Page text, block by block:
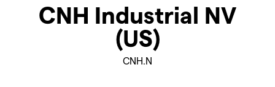
CNH Industrial NV
(US)
CNH.N